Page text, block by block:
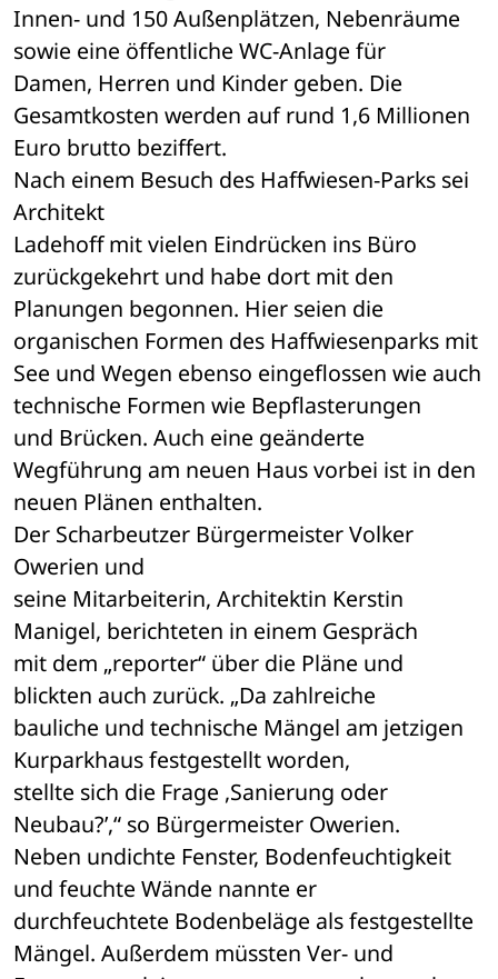
Innen- und 150 Außenplätzen, Nebenräume
sowie eine öffentliche WC-Anlage für
Damen, Herren und Kinder geben. Die
Gesamtkosten werden auf rund 1,6 Millionen
Euro brutto beziffert.
Nach einem Besuch des Haffwiesen-Parks sei
Architekt
Ladehoff mit vielen Eindrücken ins Büro
zurückgekehrt und habe dort mit den
Planungen begonnen. Hier seien die
organischen Formen des Haffwiesenparks mit
See und Wegen ebenso eingeflossen wie auch
technische Formen wie Bepflasterungen
und Brücken. Auch eine geänderte
Wegführung am neuen Haus vorbei ist in den
neuen Plänen enthalten.
Der Scharbeutzer Bürgermeister Volker
Owerien und
seine Mitarbeiterin, Architektin Kerstin
Manigel, berichteten in einem Gespräch
mit dem „reporter“ über die Pläne und
blickten auch zurück. „Da zahlreiche
bauliche und technische Mängel am jetzigen
Kurparkhaus festgestellt worden,
stellte sich die Frage ,Sanierung oder
Neubau?’,“ so Bürgermeister Owerien.
Neben undichte Fenster, Bodenfeuchtigkeit
und feuchte Wände nannte er
durchfeuchtete Bodenbeläge als festgestellte
Mängel. Außerdem müssten Ver- und